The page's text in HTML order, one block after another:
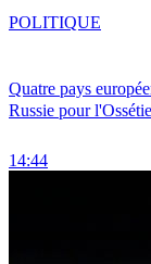
Quatre pays
Russie pour
14:44
POLITIQUE